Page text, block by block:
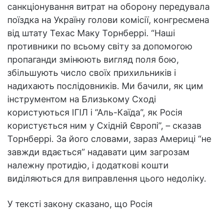
санкціонування витрат на оборону передувала
поїздка на Україну голови комісії, конгресмена
від штату Техас Маку Торнберрі. “Наші
противники по всьому світу за допомогою
пропаганди змінюють вигляд поля бою,
збільшують число своїх прихильників і
надихають послідовників. Ми бачили, як цим
інструментом на Близькому Сході
користуються ІГІЛ і “Аль-Каїда”, як Росія
користується ним у Східній Європі”, – сказав
Торнберрі. За його словами, зараз Америці “не
завжди вдається” надавати цим загрозам
належну протидію, і додаткові кошти
виділяються для виправлення цього недоліку.
У тексті закону сказано, що Росія